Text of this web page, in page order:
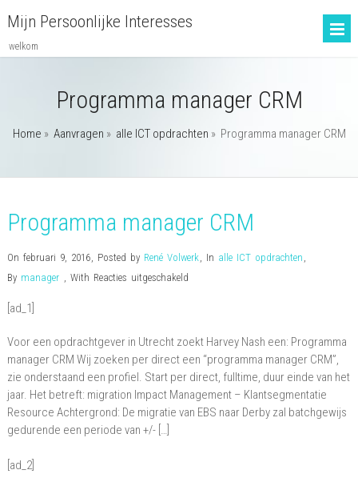
Mijn Persoonlijke Interesses
welkom
Programma manager CRM
Home » Aanvragen » alle ICT opdrachten » Programma manager CRM
Programma manager CRM
On februari 9, 2016, Posted by René Volwerk, In alle ICT opdrachten ,
By manager , With Reacties uitgeschakeldvoor
CRM
[ad_1]
Voor een opdrachtgever in Utrecht zoekt Harvey Nash een: Programma
manager CRM Wij zoeken per direct een “programma manager CRM”,
zie onderstaand een profiel. Start per direct, fulltime, duur einde van het
jaar. Het betreft: migration Impact Management – Klantsegmentatie
Resource Achtergrond: De migratie van EBS naar Derby zal batchgewijs
gedurende een periode van +/- […]
[ad_2]